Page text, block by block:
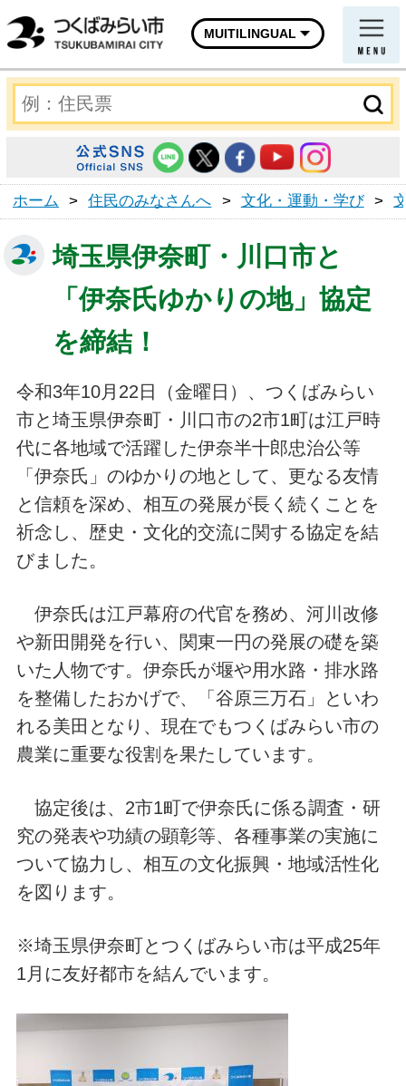
MUITILINGUAL
ホーム > 住民のみなさんへ > 文化・運動・学び >
埼玉県伊奈町・川口市と
「伊奈氏ゆかりの地」協定
を締結！
令和3年10月22日（金曜日）、つくばみらい
市と埼玉県伊奈町・川口市の2市1町は江戸時
代に各地域で活躍した伊奈半十郎忠治公等
「伊奈氏」のゆかりの地として、更なる友情
と信頼を深め、相互の発展が長く続くことを
祈念し、歴史・文化的交流に関する協定を結
びました。
伊奈氏は江戸幕府の代官を務め、河川改修
や新田開発を行い、関東一円の発展の礎を築
いた人物です。伊奈氏が堰や用水路・排水路
を整備したおかげで、「谷原三万石」といわ
れる美田となり、現在でもつくばみらい市の
農業に重要な役割を果たしています。
協定後は、2市1町で伊奈氏に係る調査・研
究の発表や功績の顕彰等、各種事業の実施に
ついて協力し、相互の文化振興・地域活性化
を図ります。
※埼玉県伊奈町とつくばみらい市は平成25年
1月に友好都市を結んでいます。